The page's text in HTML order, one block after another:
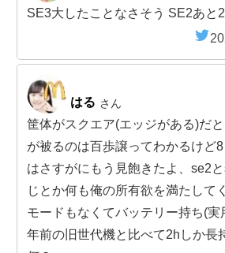
SE3大したことなさそう SE2あと
はる さん
筐体がスクエア(エッジがある)だ
が被るのは百歩譲ってわかるけど
はさすがにもう見飽きたよ、se2
じとか何も俺の所有欲を満たして
モードもなくてバッテリー持ち(実
年前の旧世代機と比べて2hしか長